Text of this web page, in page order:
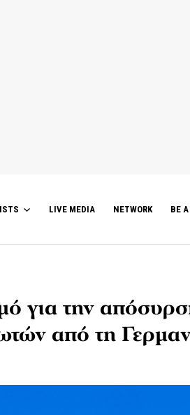
LIVE MEDIA NETWORK BE
για την
από τη